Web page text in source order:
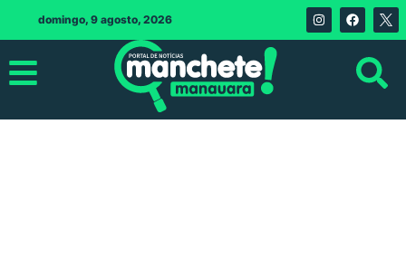
domingo, 9 agosto, 2026